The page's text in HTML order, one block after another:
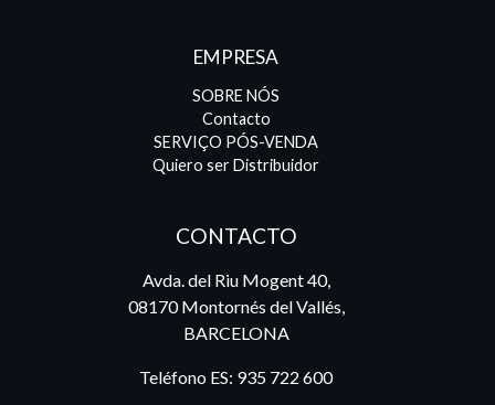
EMPRESA
SOBRE NÓS
Contacto
SERVIÇO PÓS-VENDA
Quiero ser Distribuidor
CONTACTO
Avda. del Riu Mogent 40,
08170 Montornés del Vallés,
BARCELONA
Teléfono ES: 935 722 600